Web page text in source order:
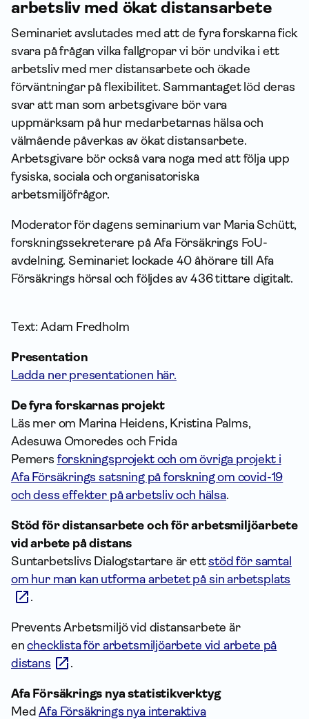
arbetsliv med ökat distansarbete
Seminariet avslutades med att de fyra forskarna fick
svara på frågan vilka fallgropar vi bör undvika i ett
arbetsliv med mer distansarbete och ökade
förväntningar på flexibilitet. Sammantaget löd deras
svar att man som arbetsgivare bör vara
uppmärksam på hur medarbetarnas hälsa och
välmående påverkas av ökat distansarbete.
Arbetsgivare bör också vara noga med att följa upp
fysiska, sociala och organisatoriska
arbetsmiljöfrågor.
Moderator för dagens seminarium var Maria Schütt,
forskningssekreterare på Afa Försäkrings FoU-
avdelning. Seminariet lockade 40 åhörare till Afa
Försäkrings hörsal och följdes av 436 tittare digitalt.
Text: Adam Fredholm
Presentation
Ladda ner presentationen här.
De fyra forskarnas projekt
Läs mer om Marina Heidens, Kristina Palms,
Adesuwa Omoredes och Frida
Pemers forskningsprojekt och om övriga projekt i
Afa Försäkrings satsning på forskning om covid-19
och dess effekter på arbetsliv och hälsa.
Stöd för distansarbete och för arbets­miljö­arbete
vid arbete på distans
Suntarbetslivs Dialogstartare är ettstöd för samtal
om hur man kan utforma arbetet på sin arbetsplats
.
Prevents Arbetsmiljö vid distansarbete är
enchecklista för arbetsmiljöarbete vid arbete på
distans
.
Afa Försäkrings nya statistikverktyg
MedAfa Försäkrings nya interaktiva